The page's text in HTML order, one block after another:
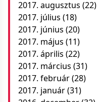
2017. augusztus (22)
2017. július (18)
2017. június (20)
2017. május (11)
2017. április (22)
2017. március (31)
2017. február(28)
2017. január(31)